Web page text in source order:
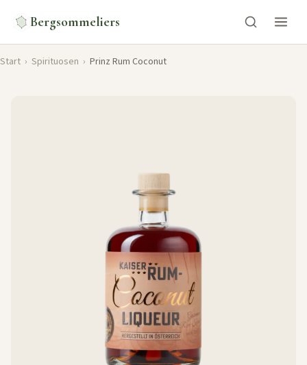
Bergsommeliers
Start › Spirituosen › Prinz Rum Coconut